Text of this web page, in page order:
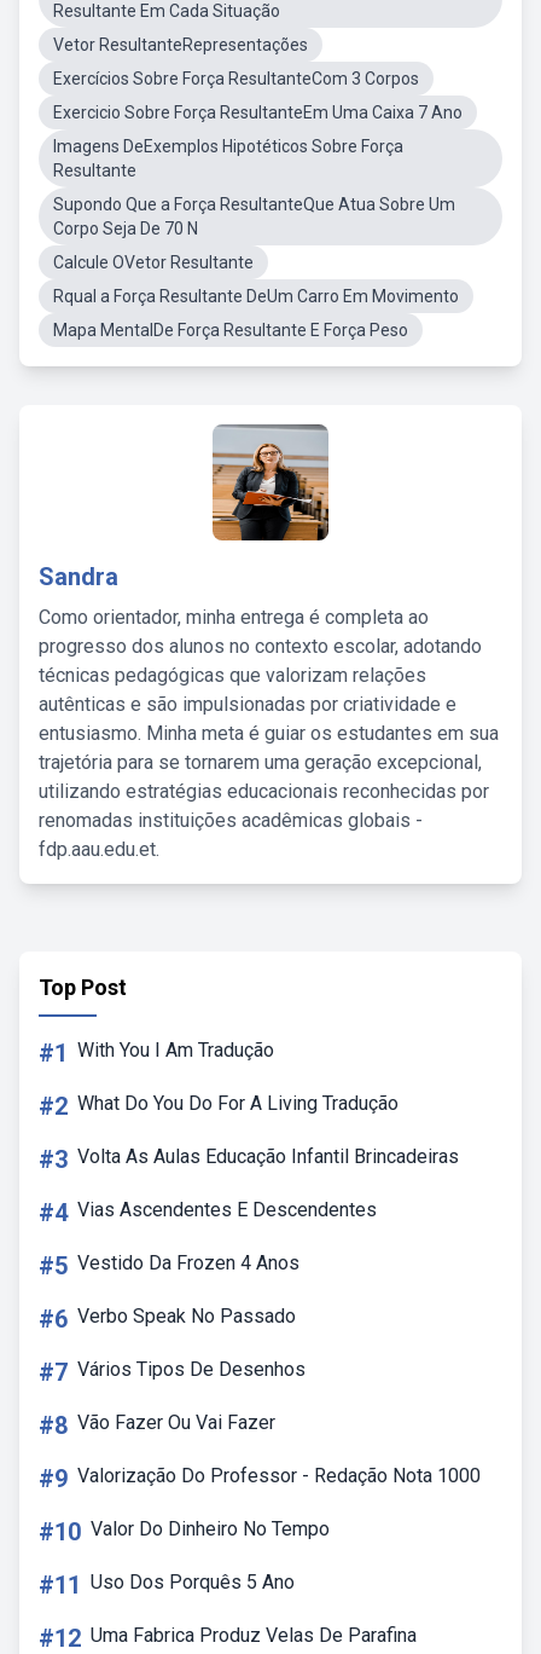
Resultante Em Cada Situação
Vetor ResultanteRepresentações
Exercícios Sobre Força ResultanteCom 3 Corpos
Exercicio Sobre Força ResultanteEm Uma Caixa 7 Ano
Imagens DeExemplos Hipotéticos Sobre Força
Resultante
Supondo Que a Força ResultanteQue Atua Sobre Um
Corpo Seja De 70 N
Calcule OVetor Resultante
Rqual a Força Resultante DeUm Carro Em Movimento
Mapa MentalDe Força Resultante E Força Peso
Sandra
Como orientador, minha entrega é completa ao
progresso dos alunos no contexto escolar, adotando
técnicas pedagógicas que valorizam relações
autênticas e são impulsionadas por criatividade e
entusiasmo. Minha meta é guiar os estudantes em sua
trajetória para se tornarem uma geração excepcional,
utilizando estratégias educacionais reconhecidas por
renomadas instituições acadêmicas globais -
fdp.aau.edu.et.
Top Post
#1 With You I Am Tradução
#2 What Do You Do For A Living Tradução
#3 Volta As Aulas Educação Infantil Brincadeiras
#4 Vias Ascendentes E Descendentes
#5 Vestido Da Frozen 4 Anos
#6 Verbo Speak No Passado
#7 Vários Tipos De Desenhos
#8 Vão Fazer Ou Vai Fazer
#9 Valorização Do Professor - Redação Nota 1000
#10 Valor Do Dinheiro No Tempo
#11 Uso Dos Porquês 5 Ano
#12 Uma Fabrica Produz Velas De Parafina